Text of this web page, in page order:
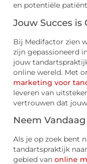
en potentiële
Jouw Succes is
Bij Medifactor zien
zijn gepassioneerd
jouw
online wereld. Met
marketing voor
leveren van
vertrouwen dat
Neem
Als je op zoek bent
tandartspraktijk
gebied van online